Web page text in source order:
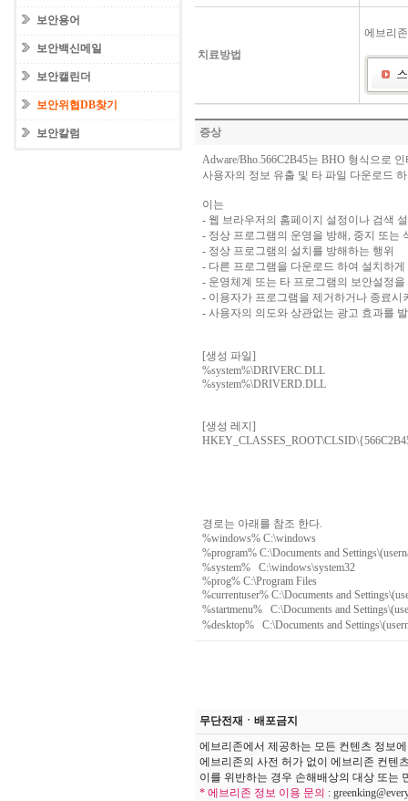
보안용어
보안백신메일
보안캘린더
보안위협DB찾기
보안칼럼
치료방법
에브리
증상
Adware/Bho.566C2B45는 BHO 형식으로
사용자의 정보 유출 및 타 파일 다운로드
이는
- 웹 브라우저의 홈페이지 설정이나 검색
- 정상 프로그램의 운영을 방해, 중지 또는
- 정상 프로그램의 설치를 방해하는 행위
- 다른 프로그램을 다운로드 하여 설치하게
- 운영체계 또는 타 프로그램의 보안설정
- 이용자가 프로그램을 제거하거나 종료
- 사용자의 의도와 상관없는 광고 효과를
[생성 파일]
%system%\DRIVERC.DLL
%system%\DRIVERD.DLL
[생성 레지]
경로는 아래를 참조 한다.
%windows% C:\windows
%program% C:\Documents and
%system% C:\windows\system32
%prog% C:\Program Files
%currentuser% C:\Documents and
%startmenu% C:\Documents and
%desktop% C:\Documents and
무단전재ㆍ배포금지
에브리존에서 제공하는 모든 컨텐츠 정보
에브리존의 사전 허가 없이 에브리존 컨텐
이를 위반하는 경우 손해배상의 대상 또는
* 에브리존 정보 이용 문의 :